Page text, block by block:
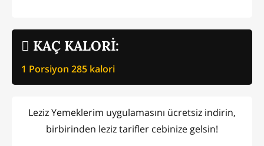
KAÇ KALORİ:
1 Porsiyon 285 kalori
Leziz Yemeklerim uygulamasını ücretsiz indirin,
birbirinden leziz tarifler cebinize gelsin!